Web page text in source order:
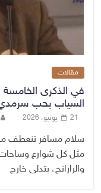
مقالات
في الذكرى
السياب بحب
21 يونيو، 2026
سلام مسافر تنعطف من
مثل كل شوارع وساحات
والرارانج، يتدلى خارج